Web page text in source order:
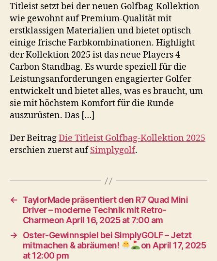
Titleist setzt bei der neuen Golfbag-Kollektion
wie gewohnt auf Premium-Qualität mit
erstklassigen Materialien und bietet optisch
einige frische Farbkombinationen. Highlight
der Kollektion 2025 ist das neue Players 4
Carbon Standbag. Es wurde speziell für die
Leistungsanforderungen engagierter Golfer
entwickelt und bietet alles, was es braucht, um
sie mit höchstem Komfort für die Runde
auszurüsten. Das […]
Der BeitragDie Titleist Golfbag-Kollektion 2025
erschien zuerst aufSimplygolf.
←
TaylorMade präsentiert den R7 Quad Mini
Driver – moderne Technik mit Retro-
Charmeon April 16, 2025 at 7:00 am
→
Oster-Gewinnspiel bei SimplyGOLF – Jetzt
mitmachen & abräumen!
on April 17, 2025
at 12:00 pm